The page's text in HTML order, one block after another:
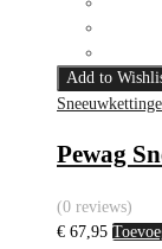
Add to
Pewag
(0 reviews)
€ 67,95